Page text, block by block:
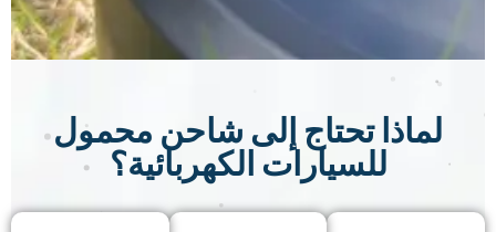
لماذا تحتاج إلى شاحن محمول
للسيارات الكهربائية؟